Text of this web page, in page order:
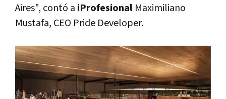
Aires", contó a iProfesional Maximiliano
Mustafa, CEO Pride Developer.